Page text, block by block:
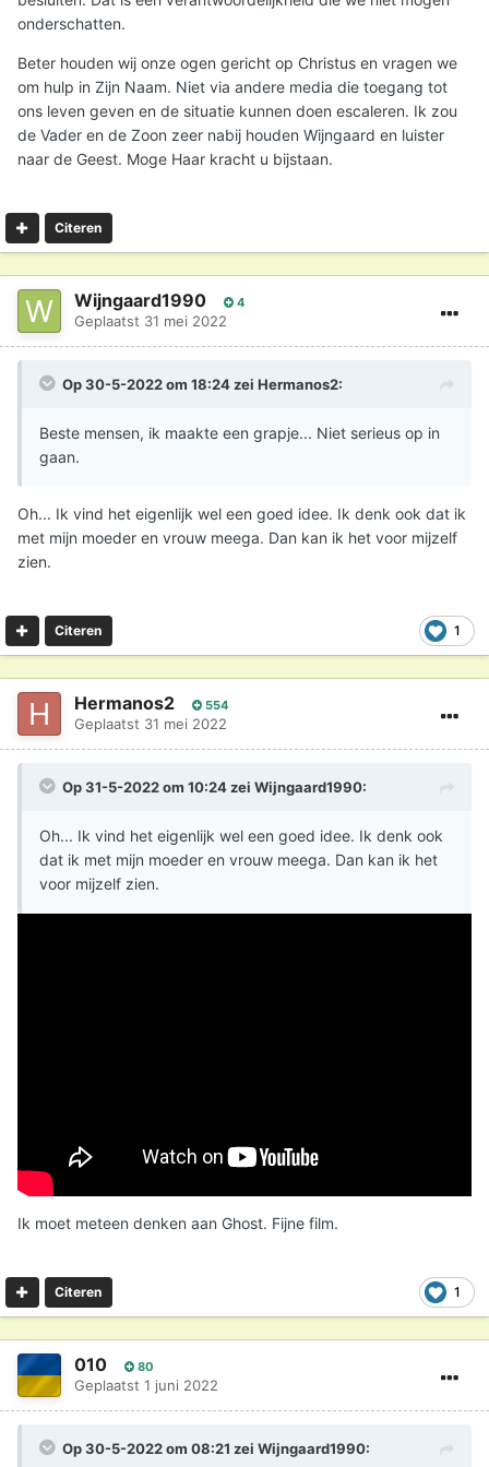
onderschatten.
Beter houden wij onze ogen gericht op Christus en vragen we
om hulp in Zijn Naam. Niet via andere media die toegang tot
ons leven geven en de situatie kunnen doen escaleren. Ik zou
de Vader en de Zoon zeer nabij houden Wijngaard en luister
naar de Geest. Moge Haar kracht u bijstaan.
Citeren
Wijngaard1990 4
Geplaatst 31 mei 2022
Op 30-5-2022 om 18:24 zei Hermanos2:
Beste mensen, ik maakte een grapje... Niet serieus op in
gaan.
Oh... Ik vind het eigenlijk wel een goed idee. Ik denk ook dat ik
met mijn moeder en vrouw meega. Dan kan ik het voor mijzelf
zien.
1
Citeren
Hermanos2 554
Geplaatst 31 mei 2022
Op 31-5-2022 om 10:24 zei Wijngaard1990:
Oh... Ik vind het eigenlijk wel een goed idee. Ik denk ook
dat ik met mijn moeder en vrouw meega. Dan kan ik het
voor mijzelf zien.
Ik moet meteen denken aan Ghost. Fijne film.
1
Citeren
010 80
Geplaatst 1 juni 2022
Op 30-5-2022 om 08:21 zei Wijngaard1990: